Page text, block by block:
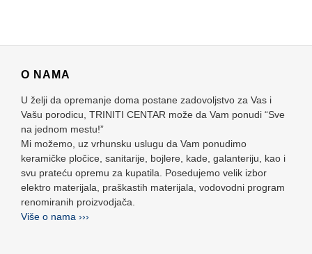
O NAMA
U želji da opremanje doma postane zadovoljstvo za Vas i
Vašu porodicu, TRINITI CENTAR može da Vam ponudi “Sve
na jednom mestu!”
Mi možemo, uz vrhunsku uslugu da Vam ponudimo
keramičke pločice, sanitarije, bojlere, kade, galanteriju, kao i
svu prateću opremu za kupatila. Posedujemo velik izbor
elektro materijala, praškastih materijala, vodovodni program
renomiranih proizvodjača.
Više o nama ›››